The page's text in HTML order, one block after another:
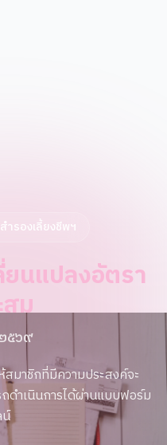
ำรองเลี้ยงชีพฯ
ยนแปลงอัตรา
สม
๕๖๙
สมาชิกที่มีความประสงค์จะ
ดำเนินการได้ผ่านแบบฟอร์ม